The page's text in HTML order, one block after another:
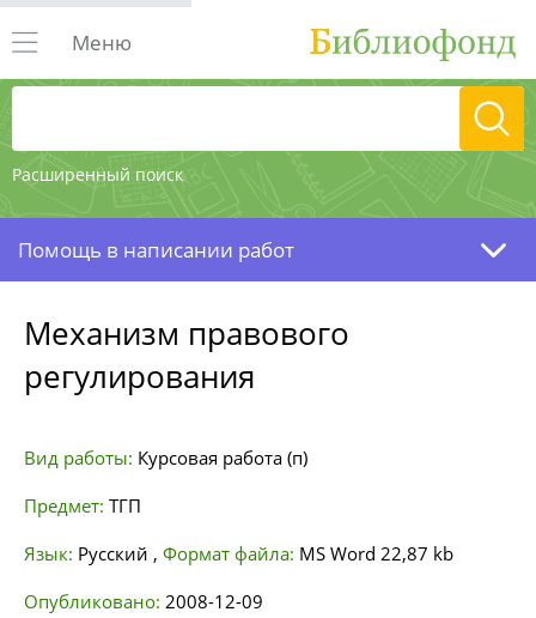
Расширенный поиск
Меню
Помощь в написании работ
Механизм правового
регулирования
Вид работы: Курсовая работа (п)
Предмет: ТГП
Язык: Русский , Формат файла: MS Word 22,87 kb
Опубликовано: 2008-12-09